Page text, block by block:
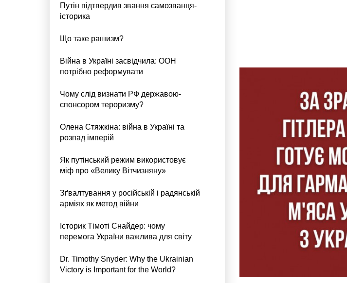
Путін підтвердив звання самозванця-
історика
Що таке рашизм?
Війна в Україні засвідчила: ООН
потрібно реформувати
Чому слід визнати РФ державою-
спонсором тероризму?
Олена Стяжкіна: війна в Україні та
розпад імперій
Як путінський режим використовує
міф про «Велику Вітчизняну»
Зґвалтування у російській і радянській
арміях як метод війни
Історик Тімоті Снайдер: чому
перемога України важлива для світу
Dr. Timothy Snyder: Why the Ukrainian
Victory is Important for the World?